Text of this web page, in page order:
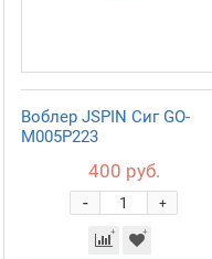
Воблер JSPIN Сиг GO-
M005P223
400 руб.
+
-